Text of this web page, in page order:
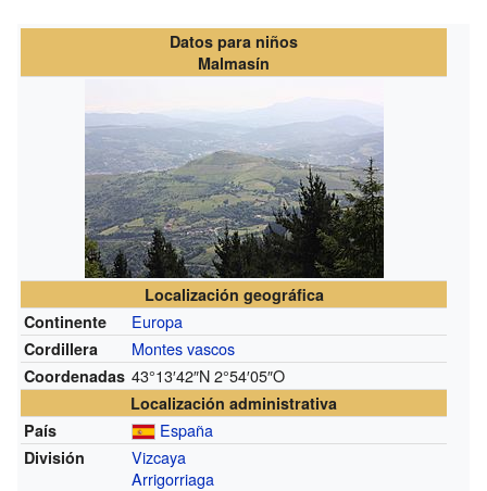
Datos para niños
Malmasín
Localización geográfica
Continente
Europa
Cordillera Montes vascos
Coordenadas 43°13′42″N2°54′05″O
Localización administrativa
País
España
División
Vizcaya
Arrigorriaga